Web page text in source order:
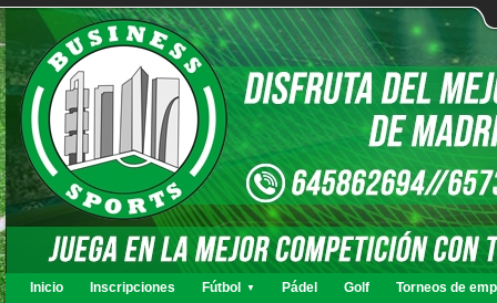
Inicio Inscripciones Fútbol ▼ Pádel Golf Torneos de